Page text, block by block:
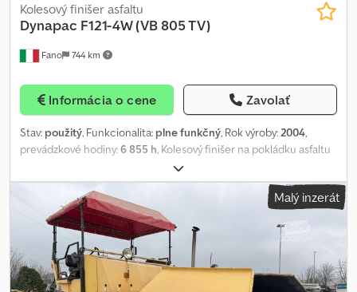
Fano 744 km
Kolesový finišer asfaltu
Dynapac F121-4W (VB 805 TV)
Informácia o cene Zavolať
Stav: použitý, Funkcionalita: plne funkčný, Rok výroby:2004,
prevádzkové hodiny:6 855 h, Kolesový finišer na pokládku asfaltu
Dynapac F121-4W (VB 805 TV) Cedozqu Saopfx Afvsha Rok výroby:
2004 Motohodiny: 6855 Nastaviteľná pracovná šírka: 2,55 – 5
metrov Prevádzková hmotnosť: 17 000 kg Motor Cummins 6B5.9-
150, 112 kW Všeobecne dobrý technický stav POSUDZUJEME
VÝMENY STROJOV VŠETKÝCH ZNAČIEK: MAN, MERCEDES, DAF,
RENAULT, VOLVO, SCANIA, S VYBAVENÍM CIFA, SERMAC,
PUTZMEISTER; ALEBO ZEMNÉ STROJE CATERPILLAR, FIAT
HITACHI, KOMATSU
Malý inzerát